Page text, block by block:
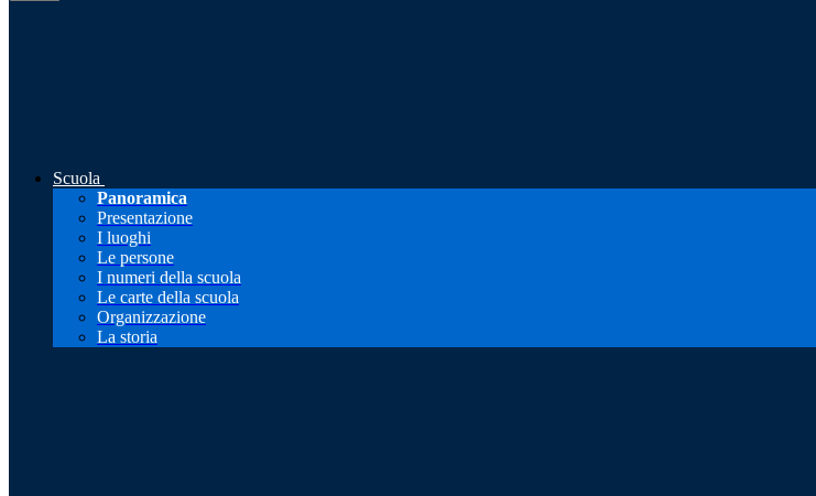
Scuola
Panoramica
Presentazione
I luoghi
Le persone
I numeri della scuola
Le carte della scuola
Organizzazione
La storia